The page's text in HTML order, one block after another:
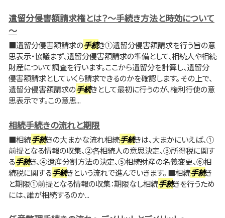
遺留分侵害額請求権とは？～手続き方法と時効について
～
■遺留分侵害額請求の手続き①遺留分侵害額請求を行う旨の意
思表示・協議まず、遺留分侵害額請求の準備として、相続人や相続
財産について調査を行います。ここから遺留分を計算し、遺留分
侵害額請求としていくら請求できるのかを確認します。 その上で、
遺留分侵害額請求の手続きとして最初に行うのが、権利行使の意
思表示です。この意思...
相続手続きの流れと期限
■相続手続きの大まかな流れ相続手続きは、大まかにいえば、①
前提となる情報の収集、②各相続人の意思決定、③所得税に関す
る手続き、④遺産分割方法の決定、⑤相続財産の名義変更、⑥相
続税に関する手続きという流れで進んでいきます。 ■相続手続き
と期限①前提となる情報の収集：期限なし相続手続きを行うため
には、誰が相続するのか...